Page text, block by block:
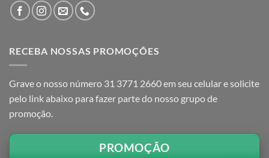
RECEBA NOSSAS PROMOÇÕES
Grave o nosso número 31 3771 2660 em seu celular e solicite
pelo link abaixo para fazer parte do nosso grupo de
promoção.
PROMOÇÃO